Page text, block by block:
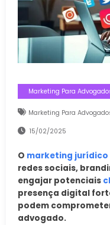
Marketing Para
Marketing Para
15/02/2025
O marketing jurídico
redes sociais,
engajar potenciais
presença digital
podem
advogado.